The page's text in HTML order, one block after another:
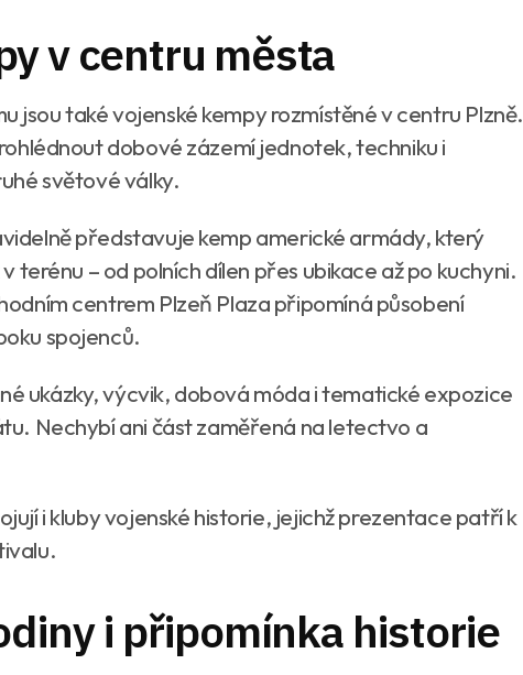
v centru města
jsou také vojenské kempy rozmístěné v centru Plzně.
dobové zázemí jednotek, techniku i
světové války.
představuje kemp americké armády, který
terénu – od polních dílen přes ubikace až po kuchyni.
centrem Plzeň Plaza připomíná působení
spojenců.
ukázky, výcvik, dobová móda i tematické expozice
Nechybí ani část zaměřená na letectvo a
i kluby vojenské historie, jejichž prezentace patří k
i připomínka historie